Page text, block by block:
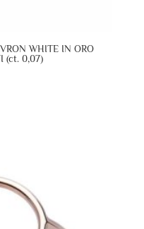
WHITE IN ORO
(ct. 0,07)